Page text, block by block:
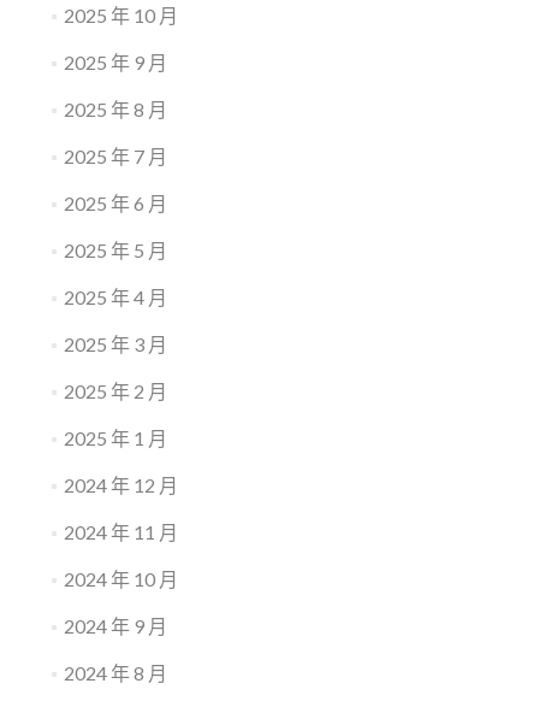
2025 年 10 月
2025 年 9 月
2025 年 8 月
2025 年 7 月
2025 年 6 月
2025 年 5 月
2025 年 4 月
2025 年 3 月
2025 年 2 月
2025 年 1 月
2024 年 12 月
2024 年 11 月
2024 年 10 月
2024 年 9 月
2024 年 8 月